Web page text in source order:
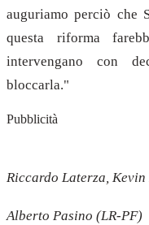
auguriamo perciò che
questa riforma
intervengano con
bloccarla."
Pubblicità
Riccardo Laterza,
Alberto Pasino (LR-PF)